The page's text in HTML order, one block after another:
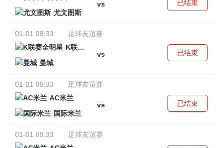
vs
尤文图斯
已结束
01-01 08:33
足球友谊赛
K联赛全明星
vs
曼城
已结束
01-01 08:33
足球友谊赛
AC米兰
vs
国际米兰
已结束
01-01 08:33
足球友谊赛